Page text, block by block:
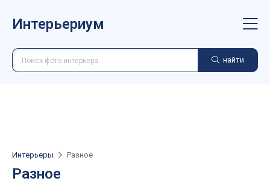
Интерьериум
найти
Интерьеры Разное
Разное